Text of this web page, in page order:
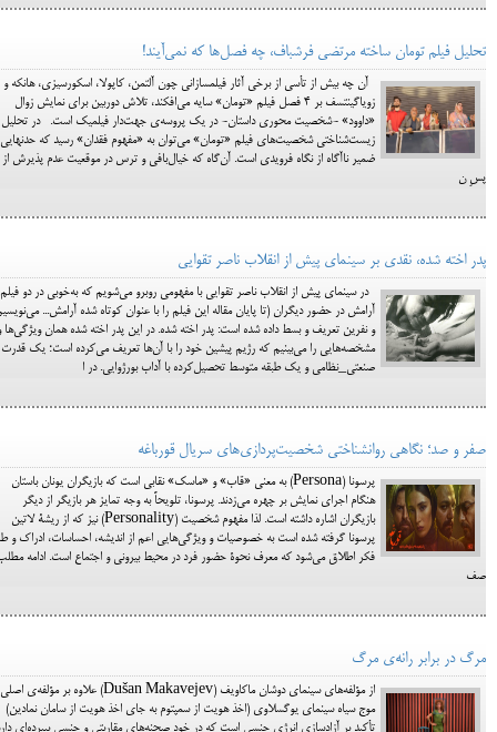
تحلیل فیلم تومان ساخته مرتضی فرشباف، چه فصل‌ها که نمی‌آیند!
آن چه بیش از تأسی از برخی آثار فیلمسازانی چون آلتمن، کاپولا، اسکورسیزی، هانکه و
زویاگینتسف بر 4 فصل فیلم «تومان» سایه می‌افکند، تلاش دوربین برای نمایش زوال
«داوود» -شخصیت محوری داستان- در یک پروسه‌ی جهت‌دار فیلمیک است. در تحلیل
زیست‌شناختی شخصیت‌های فیلم «تومان» می‌توان به «مفهوم فقدان» رسید که حد‌نهایی
ضمیر ناآگاه از نگاه فرویدی است. آن‌گاه که خیال‌بافی و ترس در موقعیت عدم پذیرش از
پسِ ن
پدر اخته شده، نقدی بر سینمای پیش از انقلاب ناصر تقوایی
در سینمای پیش از انقلاب ناصر تقوایی با مفهومی روبرو می‌شویم که به‌خوبی در دو فیلم
آرامش در حضور دیگران (تا پایان مقاله این فیلم را با عنوان کوتاه شده آرامش...
و نفرین تعریف و بسط داده شده است: پدر اخته شده. در این پدر اخته شده همان ویژگی‌ها
مشخصه‌هایی را می‌بینیم که رژیم پیشین خود را با آن‌ها تعریف می‌کرده است؛ یک قدرت
صنعتی_نظامی و یک طبقه متوسط تحصیل‌کرده با آداب بورژوایی. در ا
صفر و صد؛ نگاهی روانشناختی شخصیت‌پردازی‌های سریال قورباغه
پرسونا (Persona) به معنی «قاب» و «ماسک» نقابی است که بازیگران یونان باستان
هنگام اجرای نمایش بر چهره می‌زدند. پرسونا، تلویحاً به وجه تمایز هر بازیگر از دیگر
بازیگران اشاره داشته است. لذا مفهوم شخصیت (Personality) نیز که از ریشۀ لاتین
پرسونا گرفته شده است به خصوصیات و ویژگی‌هایی اعم از اندیشه، احساسات، ادراک و
فکر اطلاق می‌شود که معرف نحوۀ حضور فرد در محیط بیرونی و اجتماع است. ادامه
صف
مرگ در برابر رانه‌ی مرگ
از مؤلفه‌های سینمای دوشان ماکاویف (Dušan Makavejev) علاوه بر مؤلفه‌ی اصلی
موج سیاه سینمای یوگسلاوی (اخذ هویت از سمپتوم به­ جای اخذ هویت از سامان نمادین)
تأکید بر آزادسازی انرژی جنسی است که در خود صحنه­‌های مقاربتی و جنسی بی­پرده­‌ای